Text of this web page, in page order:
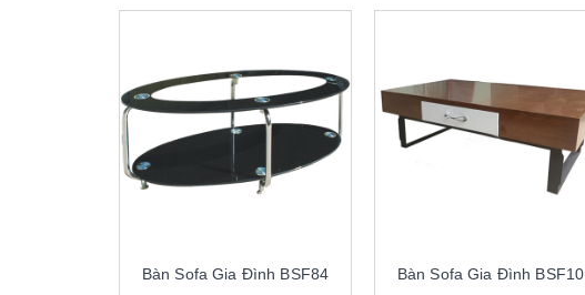
Bàn Sofa Gia Đình BSF84
Bàn Sofa Gia Đình BSF10